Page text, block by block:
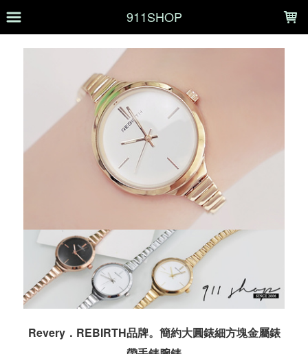
911SHOP
Revery．REBIRTH品牌。簡約大圓錶細方塊金屬錶